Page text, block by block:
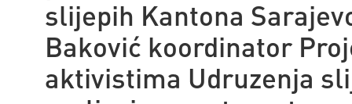
slijepih Kantona
Baković koordinator
aktivistima Udruzenja